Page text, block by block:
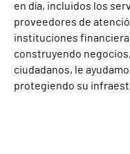
en día, incluidos los
proveedores de
instituciones
construyendo
ciudadanos, le
protegiendo su